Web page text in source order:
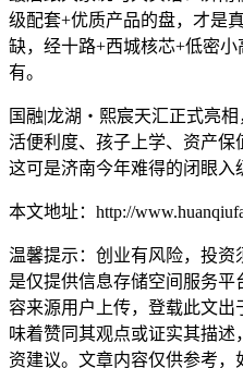
级配套+优质产品的盘，才是
缺，经十路+西城核芯+低密
有。
国融|龙湖・熙宸天汇正式亮
活便利度、孩子上学、资产保
这可是济南今年难得的闭眼入
本文地址：http://
温馨提示：创业有风险，投资
是仅提供信息存储空间服务
容来源用户上传，登载此文
味着赞同其观点或证实其描
资建议。文章内容仅供参考